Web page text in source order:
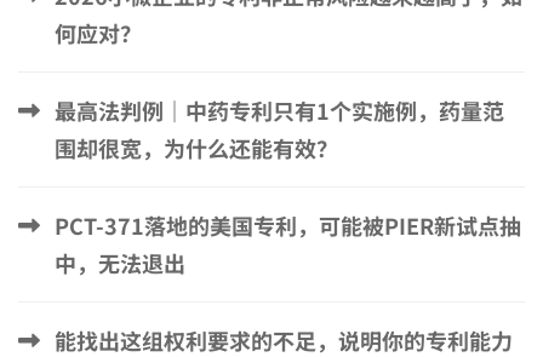
何应对？
最高法判例｜中药专利只有1个实施例，药量范
围却很宽，为什么还能有效？
PCT-371落地的美国专利，可能被PIER新试点抽
中，无法退出
能找出这组权利要求的不足，说明你的专利能力